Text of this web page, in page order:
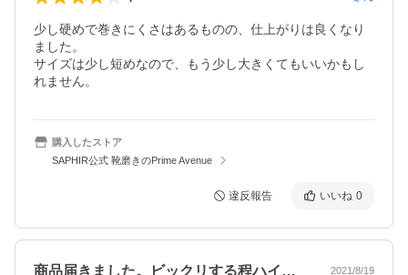
少し硬めで巻きにくさはあるものの、仕上がりは良くなり
ました。
サイズは少し短めなので、もう少し大きくてもいいかもし
れません。
購入したストア
SAPHIR公式 靴磨きのPrime Avenue
違反報告 いいね 0
商品届きました。ビックリする程ハイシャ… 2021/8/19